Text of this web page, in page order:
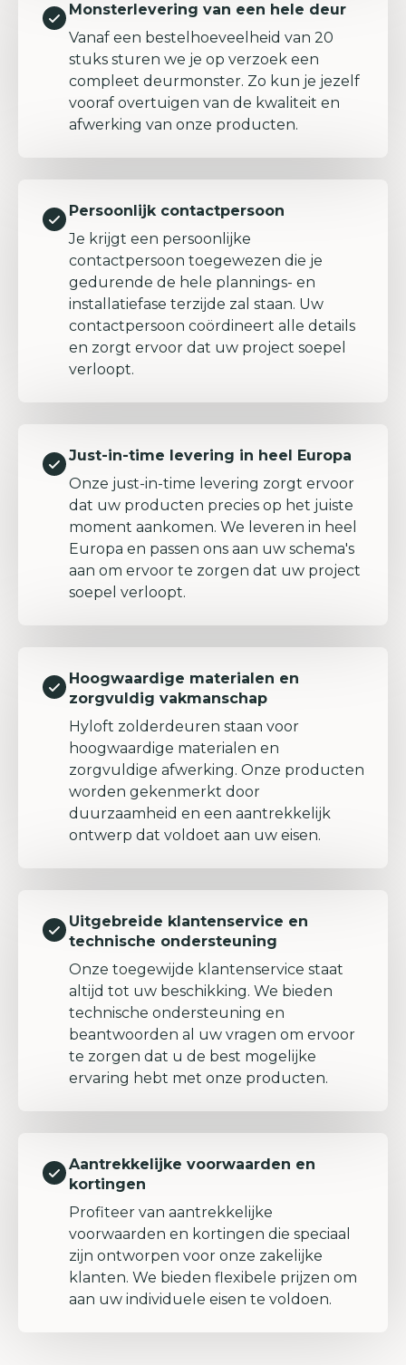
Monsterlevering van een hele deur
Vanaf een bestelhoeveelheid van 20
stuks sturen we je op verzoek een
compleet deurmonster. Zo kun je jezelf
vooraf overtuigen van de kwaliteit en
afwerking van onze producten.
Persoonlijk contactpersoon
Je krijgt een persoonlijke
contactpersoon toegewezen die je
gedurende de hele plannings- en
installatiefase terzijde zal staan. Uw
contactpersoon coördineert alle details
en zorgt ervoor dat uw project soepel
verloopt.
Just-in-time levering in heel Europa
Onze just-in-time levering zorgt ervoor
dat uw producten precies op het juiste
moment aankomen. We leveren in heel
Europa en passen ons aan uw schema's
aan om ervoor te zorgen dat uw project
soepel verloopt.
Hoogwaardige materialen en
zorgvuldig vakmanschap
Hyloft zolderdeuren staan voor
hoogwaardige materialen en
zorgvuldige afwerking. Onze producten
worden gekenmerkt door
duurzaamheid en een aantrekkelijk
ontwerp dat voldoet aan uw eisen.
Uitgebreide klantenservice en
technische ondersteuning
Onze toegewijde klantenservice staat
altijd tot uw beschikking. We bieden
technische ondersteuning en
beantwoorden al uw vragen om ervoor
te zorgen dat u de best mogelijke
ervaring hebt met onze producten.
Aantrekkelijke voorwaarden en
kortingen
Profiteer van aantrekkelijke
voorwaarden en kortingen die speciaal
zijn ontworpen voor onze zakelijke
klanten. We bieden flexibele prijzen om
aan uw individuele eisen te voldoen.